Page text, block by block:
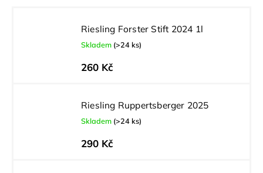
Riesling Forster Stift 2024 1l
Skladem (>24 ks)
260 Kč
Riesling Ruppertsberger 2025
Skladem (>24 ks)
290 Kč